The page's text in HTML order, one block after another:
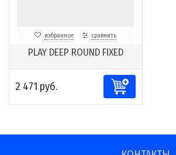
избранное сравнить
PLAY DEEP ROUND FIXED
2 471 руб.